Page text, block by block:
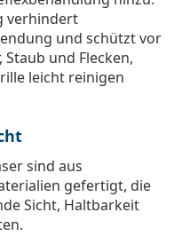
verhindert
und schützt vor
Staub und Flecken,
leicht reinigen
sind aus
gefertigt, die
Sicht, Haltbarkeit